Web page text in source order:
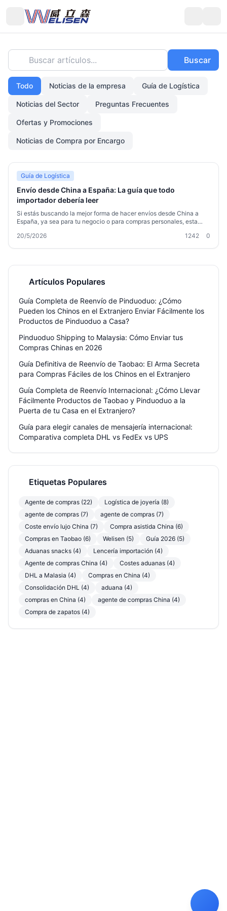
Buscar artículos... Buscar
Todo Noticias de la empresa Guía de Logística
Noticias del Sector Preguntas Frecuentes
Ofertas y Promociones
Noticias de Compra por Encargo
Guía de Logística
Envío desde China a España: La guía que todo
importador debería leer
Si estás buscando la mejor forma de hacer envíos desde China a
España, ya sea para tu negocio o para compras personales, esta
consolidar paquetes, ahorrar en aduanas y evitar problemas
20/5/2026 1242 0
Artículos Populares
Guía Completa de Reenvío de Pinduoduo: ¿Cómo
Pueden los Chinos en el Extranjero Enviar Fácilmente los
Productos de Pinduoduo a Casa?
Pinduoduo Shipping to Malaysia: Cómo Enviar tus
Compras Chinas en 2026
Guía Definitiva de Reenvío de Taobao: El Arma Secreta
para Compras Fáciles de los Chinos en el Extranjero
Guía Completa de Reenvío Internacional: ¿Cómo Llevar
Fácilmente Productos de Taobao y Pinduoduo a la
Puerta de tu Casa en el Extranjero?
Guía para elegir canales de mensajería internacional:
Comparativa completa DHL vs FedEx vs UPS
Etiquetas Populares
Agente de compras (22)
Logística de joyería (8)
agente de compras (7)
agente de compras (7)
Coste envío lujo China (7)
Compra asistida China (6)
Compras en Taobao (6)
Welisen (5)
Guía 2026 (5)
Aduanas snacks (4)
Lencería importación (4)
Agente de compras China (4)
Costes aduanas (4)
DHL a Malasia (4)
Compras en China (4)
Consolidación DHL (4)
aduana (4)
compras en China (4)
agente de compras China (4)
Compra de zapatos (4)